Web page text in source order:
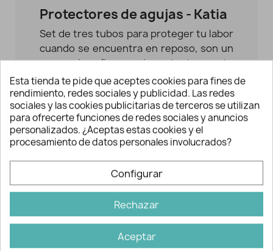
Protectores de agujas - Katia
Set de tres tubos para proteger tu labor
cuando se encuentra en reposo, son un
accesorio eficaz e importante en tu
bolsa de labores.
¡Mantén tus agujas circulares seguras
con estos protectores KnitPro! Guarda
tus agujas de punto en estos tubos de
aluminio y silicona para protegerlas y
evitar que se salgan los puntos. Cada
pack incluye 3 tubos de distinto color,
adecuados para introducir 2 agujas de
punto de hasta 5,5 mm. o una sola aguja
de 11 mm. por tubo.
¡Guarda tus proyectos a medio tejer con
Esta tienda te pide que aceptes cookies para fines de
rendimiento, redes sociales y publicidad. Las redes
sociales y las cookies publicitarias de terceros se utilizan
para ofrecerte funciones de redes sociales y anuncios
personalizados. ¿Aceptas estas cookies y el
procesamiento de datos personales involucrados?
Configurar
Rechazar
Aceptar